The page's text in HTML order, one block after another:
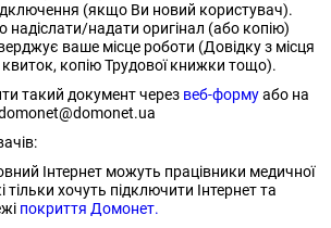
(якщо Ви новий користувач).
надіслати/надати оригінал (або копію)
ваше місце роботи (Довідку з місця
копію Трудової книжки тощо).
такий документ через веб-формуабо на
Інтернет можуть працівники медичної
тільки хочуть підключити Інтернет та
покриття Домонет.